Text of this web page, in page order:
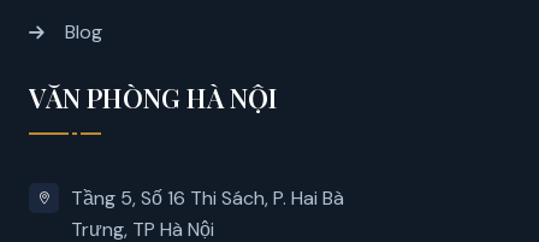
Blog
VĂN PHÒNG HÀ NỘI
Tầng 5, Số 16 Thi Sách, P. Hai Bà
Trưng, ​​TP Hà Nội